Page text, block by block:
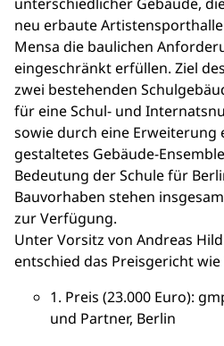
unterschiedlicher Gebäude,
neu erbaute
Mensa die baulichen
eingeschränkt erfüllen. Ziel
zwei bestehenden
für eine Schul- und
sowie durch eine Erweiterung
gestaltetes Gebäude-
Bedeutung der Schule für
Bauvorhaben stehen
zur Verfügung.
Unter Vorsitz von Andreas
entschied das Preisgericht
1. Preis (23.000 Euro):
und Partner, Berlin